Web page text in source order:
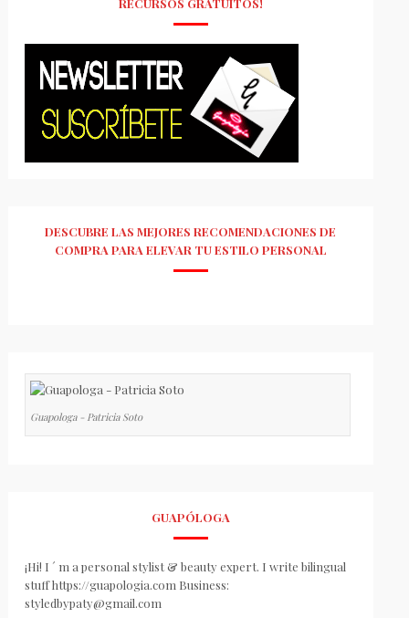
RECURSOS GRATUITOS!
DESCUBRE LAS MEJORES RECOMENDACIONES DE
COMPRA PARA ELEVAR TU ESTILO PERSONAL
Guapologa - Patricia Soto
GUAPÓLOGA
¡Hi! I ´ m a personal stylist & beauty expert. I write bilingual
stuff https://guapologia.com Business:
styledbypaty@gmail.com